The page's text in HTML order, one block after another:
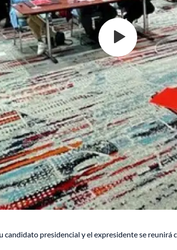
candidato presidencial y el expresidente se reunirá